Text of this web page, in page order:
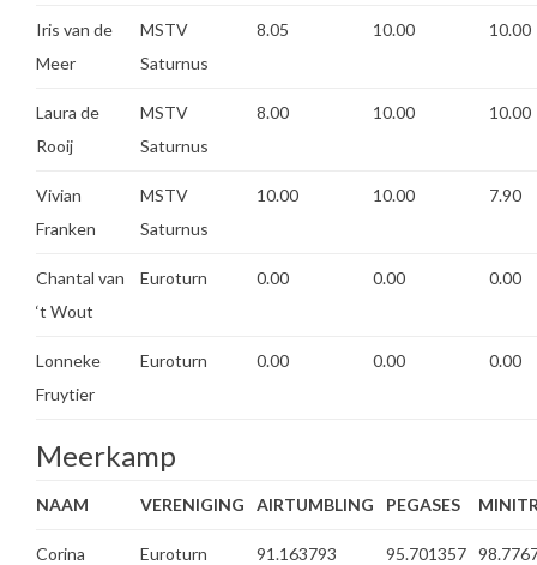
Iris van de
Meer
MSTV
Saturnus
8.05 10.00 10.00
Laura de
Rooij
MSTV
Saturnus
8.00 10.00 10.00
Vivian
Franken
MSTV
Saturnus
10.00 10.00 7.90
Chantal van
‘t Wout
Euroturn 0.00 0.00 0.00
Lonneke
Fruytier
Euroturn 0.00 0.00 0.00
Meerkamp
NAAM VERENIGING AIRTUMBLING PEGASES
Corina
Euroturn 91.163793 95.701357